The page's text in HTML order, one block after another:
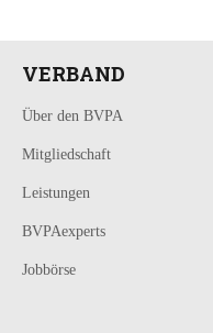
VERBAND
Über den BVPA
Mitgliedschaft
Leistungen
BVPAexperts
Jobbörse